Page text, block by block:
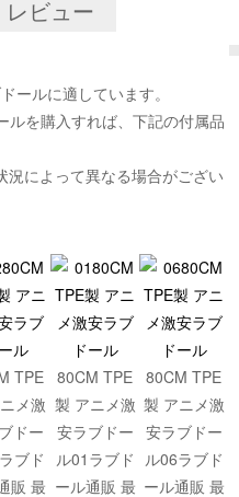
レビュー
ールに適しています。
ルを購入すれば、下記の付属品
によって異なる場合がござい
TPE
メ激
ドー
ブド
販 最
80CM TPE
製 アニメ激
安ラブドー
ル01ラブド
ール通販 最
80CM TPE
製 アニメ激
安ラブドー
ル06ラブド
ール通販 最